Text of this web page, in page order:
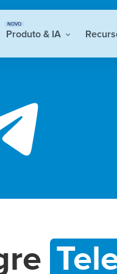
NOVO
Produto & IA